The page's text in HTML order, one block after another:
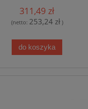
311,49 zł
(netto: 253,24 zł)
do koszyka